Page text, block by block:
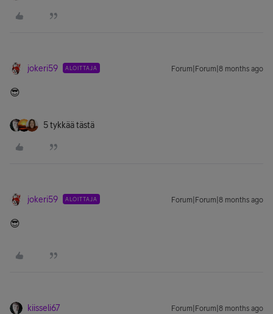
jokeri59 ALOITTAJA Forum|Forum|8 months ago
😎
5 tykkää tästä
jokeri59 ALOITTAJA Forum|Forum|8 months ago
😎
kiisseli67 Forum|Forum|8 months ago